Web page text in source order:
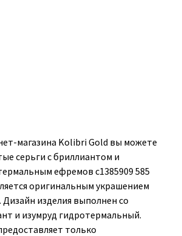
магазина Kolibri Gold вы можете
серьги с бриллиантом и
ефремов с1385909 585
оригинальным украшением
изделия выполнен со
и изумруд гидротермальный.
только